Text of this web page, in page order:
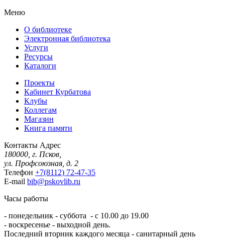
Меню
О библиотеке
Электронная библиотека
Услуги
Ресурсы
Каталоги
Проекты
Кабинет Курбатова
Клубы
Коллегам
Магазин
Книга памяти
Контакты Адрес
180000, г. Псков,
ул. Профсоюзная, д. 2
Телефон +7(8112) 72-47-35
E-mail bib@pskovlib.ru
Часы работы
- понедельник - суббота - с 10.00 до 19.00
- воскресенье - выходной день.
Последний вторник каждого месяца - санитарный день